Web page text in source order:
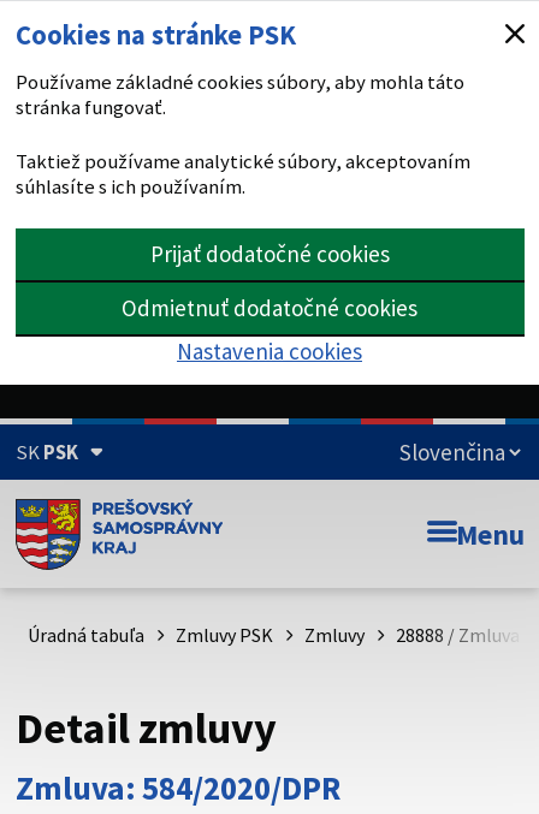
Cookies na stránke PSK
Používame základné cookies súbory, aby mohla táto
stránka fungovať.
Taktiež používame analytické súbory, akceptovaním
súhlasíte s ich používaním.
Prijať dodatočné cookies
Odmietnuť dodatočné cookies
Nastavenia cookies
SKPSK
Doména psk.sk je oficiálna
Toto je oficiálna webová stránka Prešovského
psk.sk.
Buďte pozorní a vždy sa uistite, že zdieľate informácie iba
cez zabezpečenú webovú stránku. Zabezpečená stránka
vždy začína https:// pred názvom domény webového sídla.
Menu
Úradná tabuľa Zmluvy PSK Zmluvy 28888 / Zmluva
Detail zmluvy
Zmluva: 584/2020/DPR